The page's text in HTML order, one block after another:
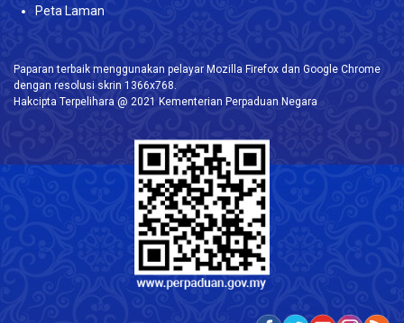
Peta Laman
Paparan terbaik menggunakan pelayar Mozilla Firefox dan Google Chrome
dengan resolusi skrin 1366x768.
Hakcipta Terpelihara @ 2021 Kementerian Perpaduan Negara